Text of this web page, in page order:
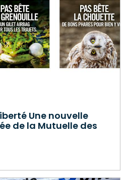
Une nouvelle
de la Mutuelle des